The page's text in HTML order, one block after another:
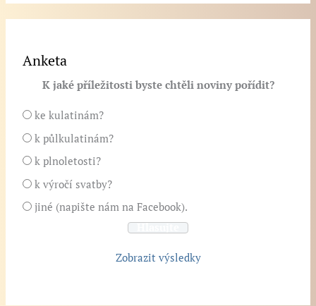
Anketa
K jaké příležitosti byste chtěli noviny pořídit?
ke kulatinám?
k půlkulatinám?
k plnoletosti?
k výročí svatby?
jiné (napište nám na Facebook).
Zobrazit výsledky